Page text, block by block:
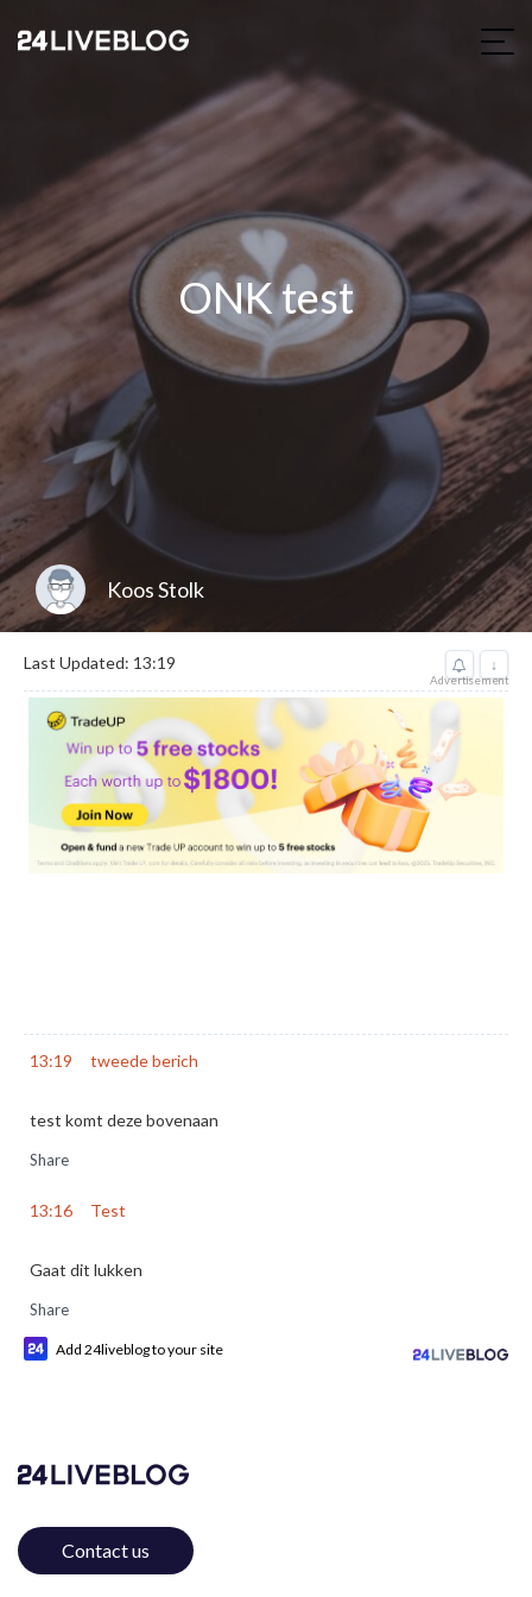
ONK test
Koos Stolk
Last Updated: 13:19 ↓
Advertisement
13:19 tweede berich
test komt deze bovenaan
Share
13:16 Test
Gaat dit lukken
Share
Add 24liveblog to your site
Contact us